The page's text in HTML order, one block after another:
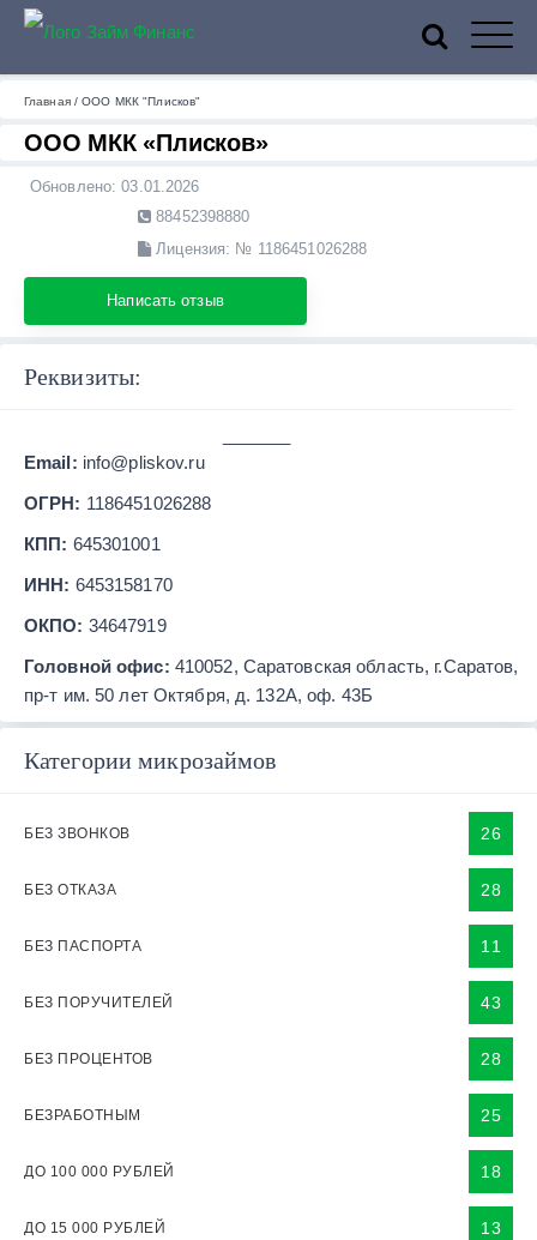
ZaymFinans
Главная/ООО МКК "Плисков"
ООО МКК «Плисков»
88452398880
Лицензия: № 1186451026288
Обновлено: 03.01.2026
Написать отзыв
Реквизиты:
Email: info@pliskov.ru
ОГРН: 1186451026288
КПП: 645301001
ИНН: 6453158170
ОКПО: 34647919
Головной офис: 410052, Саратовская область, г.Саратов,
пр-т им. 50 лет Октября, д. 132А, оф. 43Б
Категории микрозаймов
БЕЗ ЗВОНКОВ 26
БЕЗ ОТКАЗА 28
БЕЗ ПАСПОРТА 11
БЕЗ ПОРУЧИТЕЛЕЙ 43
БЕЗ ПРОЦЕНТОВ 28
БЕЗРАБОТНЫМ 25
ДО 100 000 РУБЛЕЙ 18
ДО 15 000 РУБЛЕЙ 13